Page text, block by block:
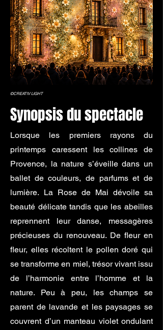
©CREATIV LIGHT
Synopsis du spectacle
Lorsque les premiers rayons du
printemps caressent les collines de
Provence, la nature s’éveille dans un
ballet de couleurs, de parfums et de
lumière. La Rose de Mai dévoile sa
beauté délicate tandis que les abeilles
reprennent leur danse, messagères
précieuses du renouveau. De fleur en
fleur, elles récoltent le pollen doré qui
se transforme en miel, trésor vivant issu
de l’harmonie entre l’homme et la
nature. Peu à peu, les champs se
parent de lavande et les paysages se
couvrent d’un manteau violet ondulant